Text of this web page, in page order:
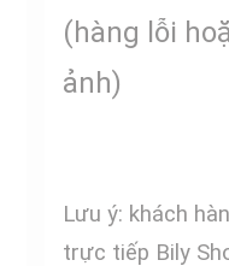
(hàng lỗi
ảnh)
Lưu ý: khách
trực tiếp Bily